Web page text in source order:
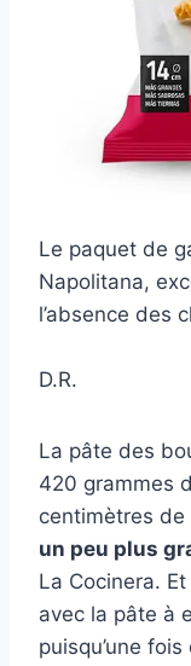
Le paquet de
Napolitana,
l’absence des
D.R.
La pâte des
420 grammes
centimètres de
un peu plus
La Cocinera.
avec la pâte à
puisqu’une